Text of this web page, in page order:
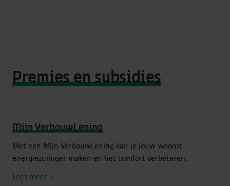
Premies en subsidies
Mijn VerbouwLening
Met een Mijn VerbouwLening kan je jouw woonst
energiezuiniger maken en het comfort verbeteren.
Lees meer